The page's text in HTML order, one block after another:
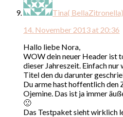
Tina( BellaZitronella)
14. November 2013 at 20:36
Hallo liebe Nora,
WOW dein neuer Header ist
dieser Jahreszeit. Einfach
Titel den du darunter
Du arme hast hoffentlich den
Ojemine. Das ist ja immer
🙁
Das Testpaket sieht wirklich